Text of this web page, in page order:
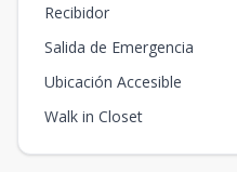
Recibidor
Salida de Emergencia
Ubicación Accesible
Walk in Closet